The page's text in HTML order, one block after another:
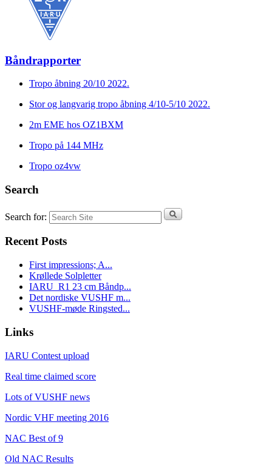
Båndrapporter
Tropo åbning 20/10 2022.
Stor og langvarig tropo åbning 4/10-5/10 2022.
2m EME hos OZ1BXM
Tropo på 144 MHz
Tropo oz4vw
Search
Search for:
Recent Posts
First impressions; A...
Krøllede Solpletter
IARU_R1 23 cm Båndp...
Det nordiske VUSHF m...
VUSHF-møde Ringsted...
Links
IARU Contest upload
Real time claimed score
Lots of VUSHF news
Nordic VHF meeting 2016
NAC Best of 9
Old NAC Results